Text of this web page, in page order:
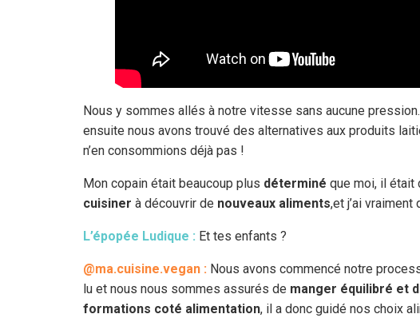
Nous y sommes allés à notre vitesse sans aucune
ensuite nous avons trouvé des alternatives aux produits
n’en consommions déjà pas !
Mon copain était beaucoup plus déterminé que moi, il était
cuisiner à découvrir de nouveaux aliments,et j’ai
L’épopée Ludique : Et tes enfants ?
@ma.cuisine.vegan : Nous avons commencé notre
lu et nous nous sommes assurés de manger équilibré et
formations coté alimentation, il a donc guidé nos choix